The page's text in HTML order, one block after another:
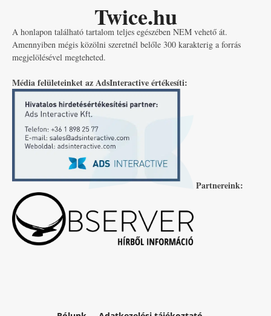
Twice.hu
A honlapon található tartalom teljes egészében NEM vehető át.
Amennyiben mégis közölni szeretnél belőle 300 karakterig a forrás
megjelölésével megteheted.
Média felületeinket az AdsInteractive értékesíti:
Partnereink: